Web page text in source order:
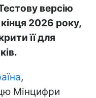
версію
2026 року,
її для
,
Мінцифри